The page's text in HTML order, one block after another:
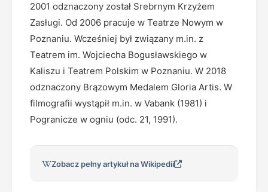
2001 odznaczony został Srebrnym Krzyżem
Zasługi. Od 2006 pracuje w Teatrze Nowym w
Poznaniu. Wcześniej był związany m.in. z
Teatrem im. Wojciecha Bogusławskiego w
Kaliszu i Teatrem Polskim w Poznaniu. W 2018
odznaczony Brązowym Medalem Gloria Artis. W
filmografii wystąpił m.in. w Vabank (1981) i
Pogranicze w ogniu (odc. 21, 1991).
Zobacz pełny artykuł na Wikipedii